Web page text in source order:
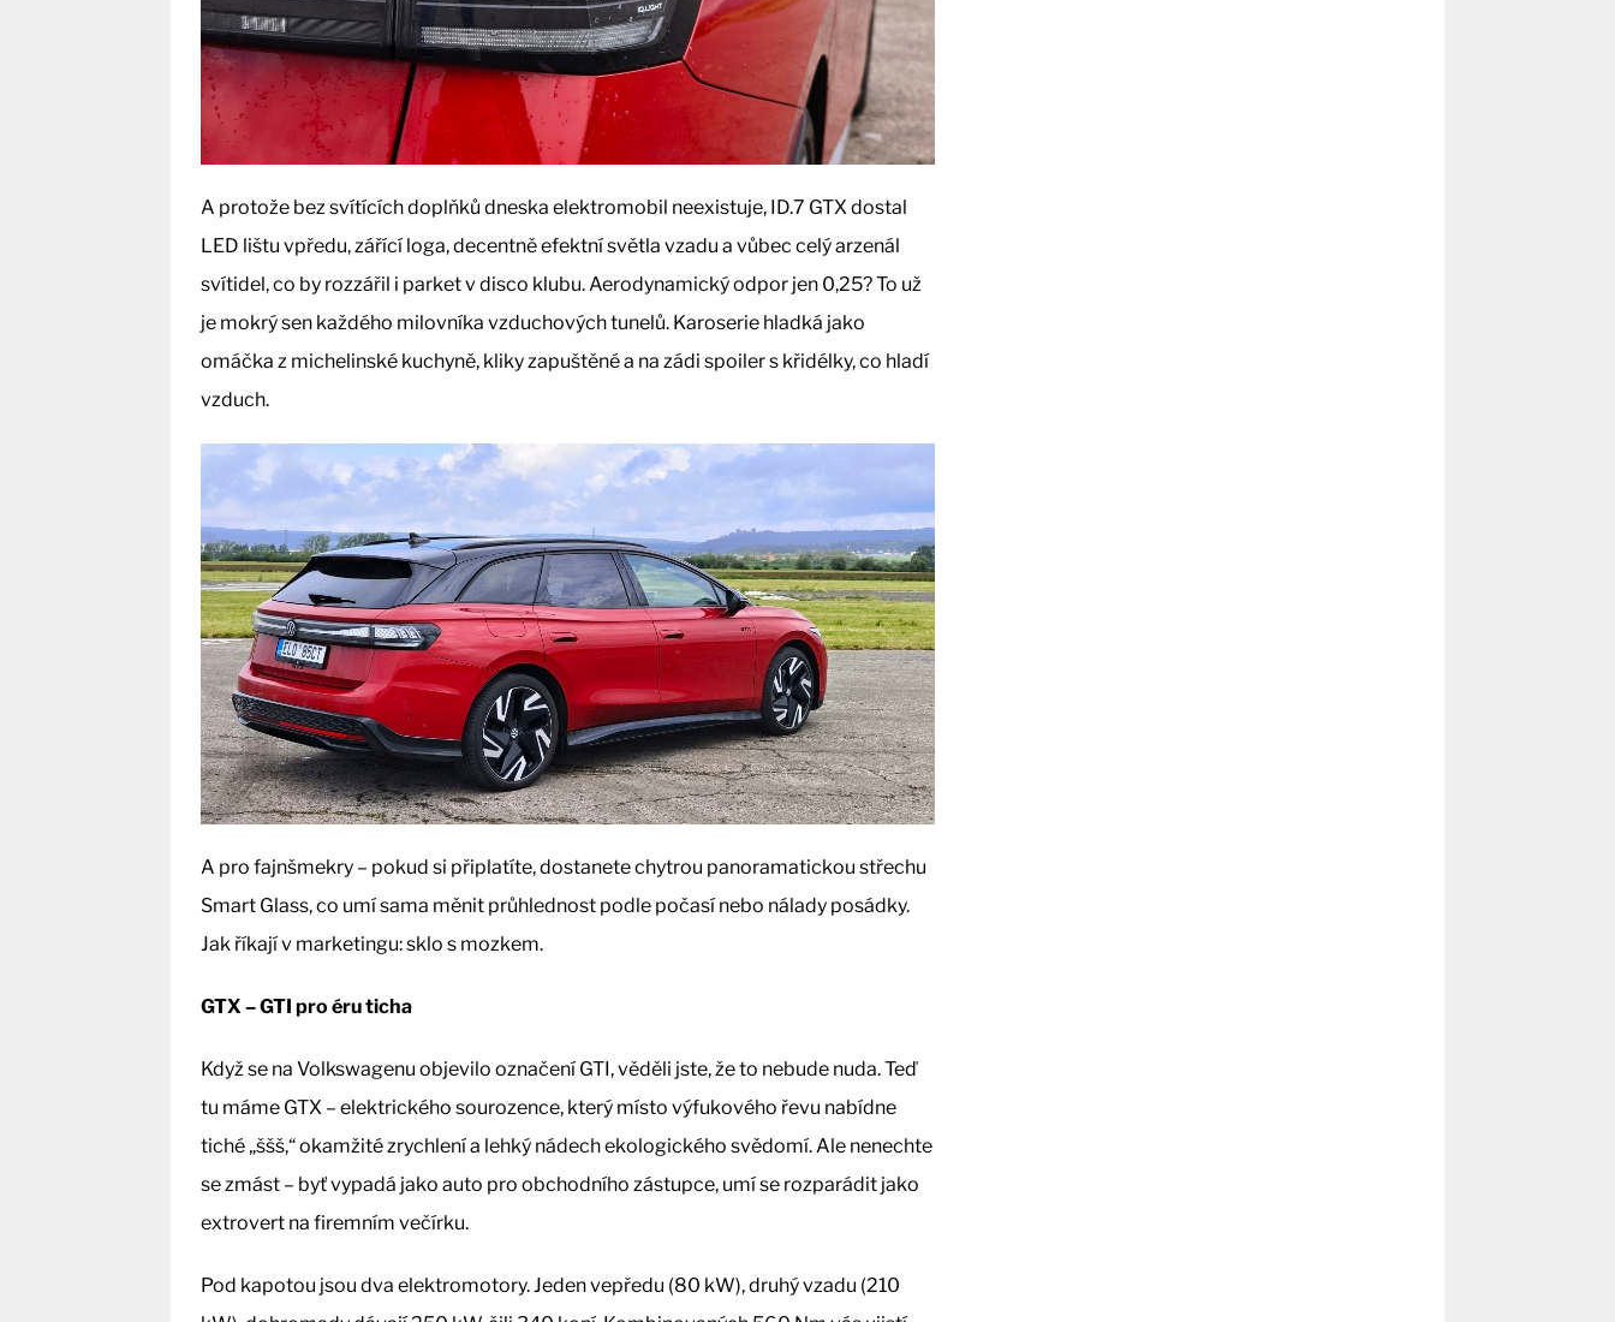
A protože bez svítících doplňků dneska elektromobil neexistuje, ID.7 GTX dostal
LED lištu vpředu, zářící loga, decentně efektní světla vzadu a vůbec celý arzenál
svítidel, co by rozzářil i parket v disco klubu. Aerodynamický odpor jen 0,25? To už
je mokrý sen každého milovníka vzduchových tunelů. Karoserie hladká jako
omáčka z michelinské kuchyně, kliky zapuštěné a na zádi spoiler s křidélky, co hladí
vzduch.
A pro fajnšmekry – pokud si připlatíte, dostanete chytrou panoramatickou střechu
Smart Glass, co umí sama měnit průhlednost podle počasí nebo nálady posádky.
Jak říkají v marketingu: sklo s mozkem.
GTX – GTI pro éru ticha
Když se na Volkswagenu objevilo označení GTI, věděli jste, že to nebude nuda. Teď
tu máme GTX – elektrického sourozence, který místo výfukového řevu nabídne
tiché „ššš,“ okamžité zrychlení a lehký nádech ekologického svědomí. Ale nenechte
se zmást – byť vypadá jako auto pro obchodního zástupce, umí se rozparádit jako
extrovert na firemním večírku.
Pod kapotou jsou dva elektromotory. Jeden vepředu (80 kW), druhý vzadu (210